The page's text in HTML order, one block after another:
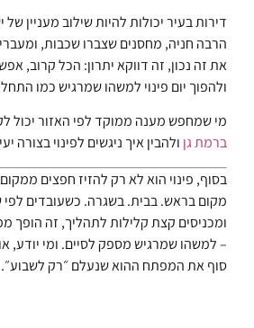
דירות בעיר יכולות להיות שילוב מעניין
הרבה חניה, מחסנים שצברו שכבות,
את זה נכון, זה דווקא יתרון: הכל קרוב,
ולהפוך יום פינוי למשהו שמרגיש כמו
מי שמחפש מענה ממוקד לפי האזור יכול
ברמת גן ולהבין איך ניגשים לפינוי בצורה
בסוף, פינוי הוא לא רק להזיז חפצים
מקום בראש. בבית. בשגרה. כשעובדים
ומכניסים קצת קלילות לתהליך, זה הופך
– למשהו שמרגיש מספק לסיים. ומי יודע,
סוף את המפתח ההוא שנעלם ״רק לשבוע״.